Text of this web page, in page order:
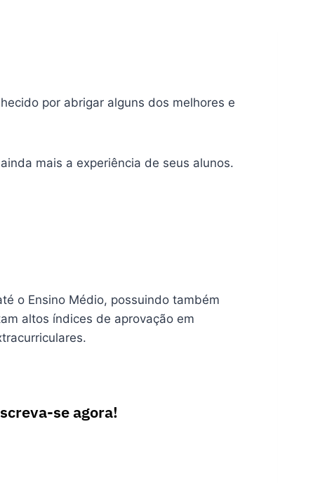
por abrigar alguns dos melhores e
mais a experiência de seus alunos.
o Ensino Médio, possuindo também
altos índices de aprovação em
se agora!